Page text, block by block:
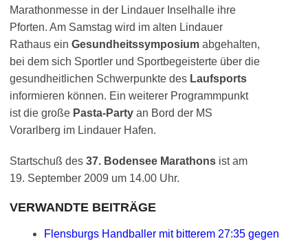
Marathonmesse in der Lindauer Inselhalle ihre
Pforten. Am Samstag wird im alten Lindauer
Rathaus ein Gesundheitssymposium abgehalten,
bei dem sich Sportler und Sportbegeisterte über die
gesundheitlichen Schwerpunkte des Laufsports
informieren können. Ein weiterer Programmpunkt
ist die große Pasta-Party an Bord der MS
Vorarlberg im Lindauer Hafen.
Startschuß des 37. Bodensee Marathons ist am
19. September 2009 um 14.00 Uhr.
VERWANDTE BEITRÄGE
Flensburgs Handballer mit bitterem 27:35 gegen